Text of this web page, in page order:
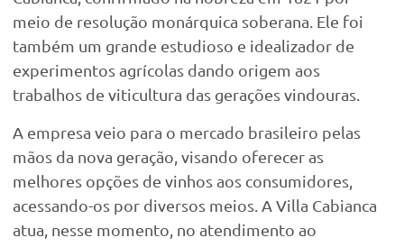
meio de resolução monárquica soberana. Ele foi
também um grande estudioso e idealizador de
experimentos agrícolas dando origem aos
trabalhos de viticultura das gerações vindouras.
A empresa veio para o mercado brasileiro pelas
mãos da nova geração, visando oferecer as
melhores opções de vinhos aos consumidores,
acessando-os por diversos meios. A Villa Cabianca
atua, nesse momento, no atendimento ao